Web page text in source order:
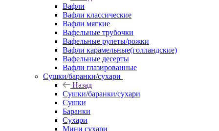
Вафли
Вафли классические
Вафли мягкие
Вафельные трубочки
Вафельные рулеты/рожки
Вафли карамельные(голландские)
Вафельные десерты
Вафли глазированные
Сушки/баранки/сухари
Назад
Сушки/баранки/сухари
Сушки
Баранки
Сухари
Мини сухари